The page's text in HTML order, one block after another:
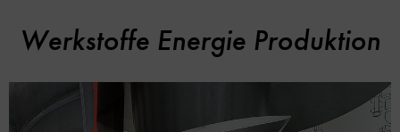
Werkstoffe Energie Produktion